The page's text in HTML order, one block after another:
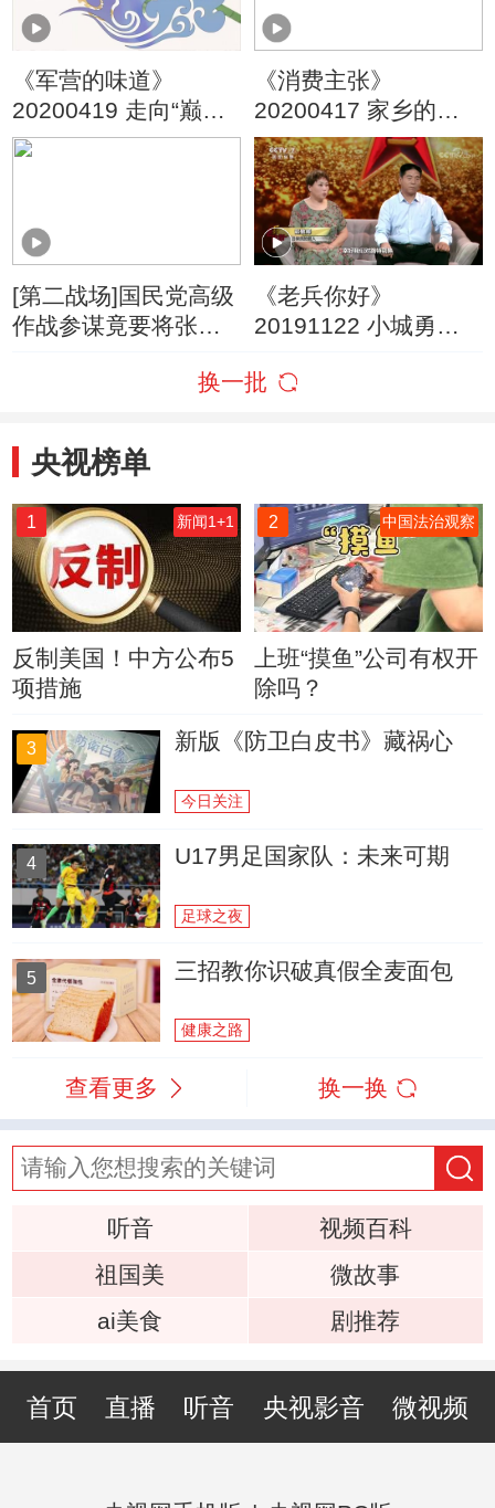
《军营的味道》
20200419 走向“巅
峰”的较量
《消费主张》
20200417 家乡的味
道：自然入妙河北菜
[第二战场]国民党高级
作战参谋竟要将张家
《老兵你好》
20191122 小城勇士
换一批
央视榜单
1 新闻1+1
反制美国！中方公布5
项措施
2 中国法治观察
上班“摸鱼”公司有权开
除吗？
3 新版《防卫白皮书》藏祸心
今日关注
4 U17男足国家队：未来可期
足球之夜
5 三招教你识破真假全麦面包
健康之路
查看更多 换一换
听音
视频百科
祖国美
微故事
ai美食
剧推荐
首页 直播 听音 央视影音 微视频